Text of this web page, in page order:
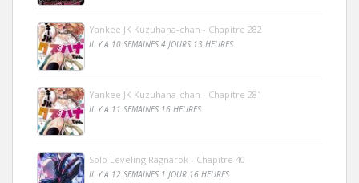
Yankee JK Kuzuhana-chan - Chapitre 282
IL Y A 10 SEMAINES 4 JOURS 13 HEURES
Yankee JK Kuzuhana-chan - Chapitre 281
IL Y A 11 SEMAINES 16 HEURES
Solo Leveling Ragnarok - Chapitre 40
IL Y A 12 SEMAINES 1 JOUR 16 HEURES